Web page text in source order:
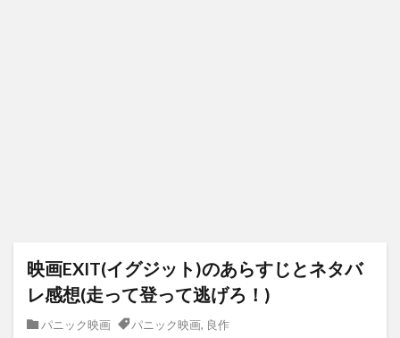
映画EXIT(イグジット)のあらすじとネタバ
レ感想(走って登って逃げろ！)
パニック映画 パニック映画, 良作